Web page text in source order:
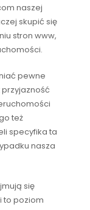
naszej
skupić się
stron www,
pewne
też
specyfika ta
nasza
się
to poziom